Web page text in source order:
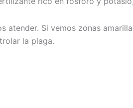
Si vemos zonas
la plaga.